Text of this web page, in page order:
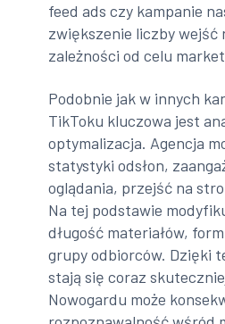
feed ads czy kampanie
zwiększenie liczby wejść
zależności od celu
Podobnie jak w innych
TikToku kluczowa jest
optymalizacja. Agencja
statystyki odsłon,
oglądania, przejść na
Na tej podstawie
długość materiałów,
grupy odbiorców. Dzięki
stają się coraz
Nowogardu może